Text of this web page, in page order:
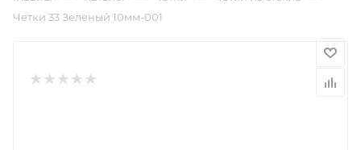
Четки 33 Зеленый 10мм-001